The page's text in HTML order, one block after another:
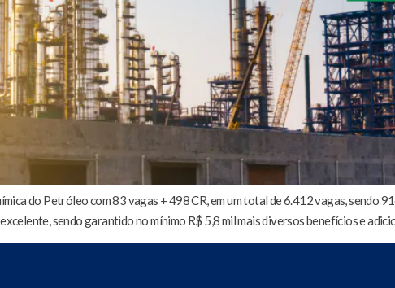
do Petróleo com 83 vagas + 498 CR, em um total de 6.412 vagas, sendo
sendo garantido no mínimo R$ 5,8 mil mais diversos benefícios e